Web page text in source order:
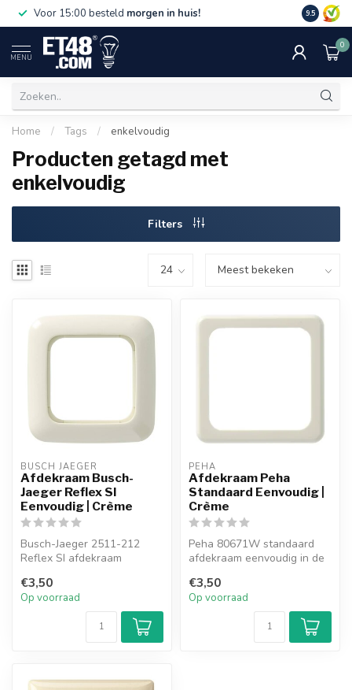
Voor 15:00 besteld morgen in huis! Gratis
€75,-.
9.5
MENU
0
Home / Tags / enkelvoudig
Producten getagd met
enkelvoudig
Filters
BUSCH JAEGER
Afdekraam Busch-
Jaeger Reflex SI
Eenvoudig | Crème
Busch-Jaeger 2511-212
Reflex SI afdekraam
crème.
€3,50
Op voorraad
PEHA
Afdekraam Peha
Standaard Eenvoudig |
Crème
Peha 80671W standaard
afdekraam eenvoudig in de
€3,50
Op voorraad